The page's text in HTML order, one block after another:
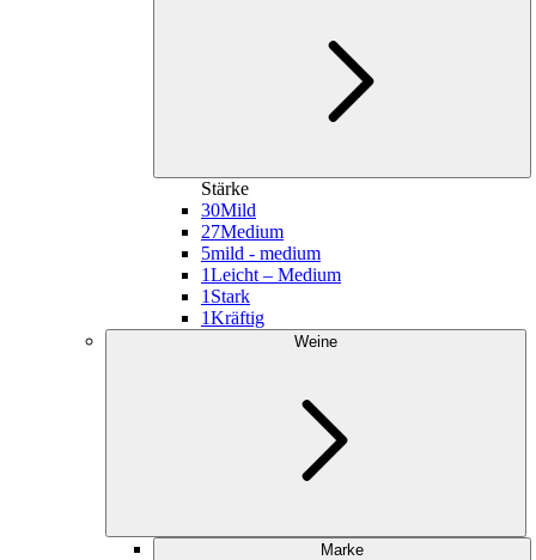
Stärke
30Mild
27Medium
5mild - medium
1Leicht – Medium
1 Stark
1Kräftig
Weine
Marke